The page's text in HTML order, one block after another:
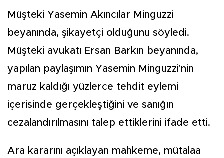
Müşteki Yasemin Akıncılar Minguzzi
beyanında, şikayetçi olduğunu söyledi.
Müşteki avukatı Ersan Barkın beyanında,
yapılan paylaşımın Yasemin Minguzzi'nin
maruz kaldığı yüzlerce tehdit eylemi
içerisinde gerçekleştiğini ve sanığın
cezalandırılmasını talep ettiklerini ifade etti.
Ara kararını açıklayan mahkeme, mütalaa